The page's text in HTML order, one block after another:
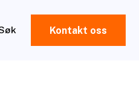
Kontakt oss